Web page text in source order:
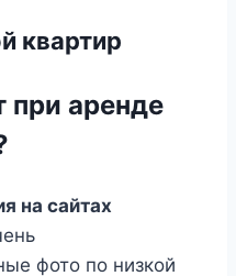
квартир
аренде
на сайтах
фото по низкой